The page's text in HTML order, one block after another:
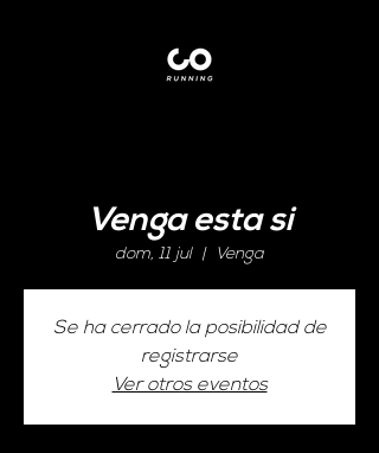
Venga esta si
dom, 11 jul
  |
Venga
Se ha cerrado la posibilidad de
registrarse
Ver otros eventos